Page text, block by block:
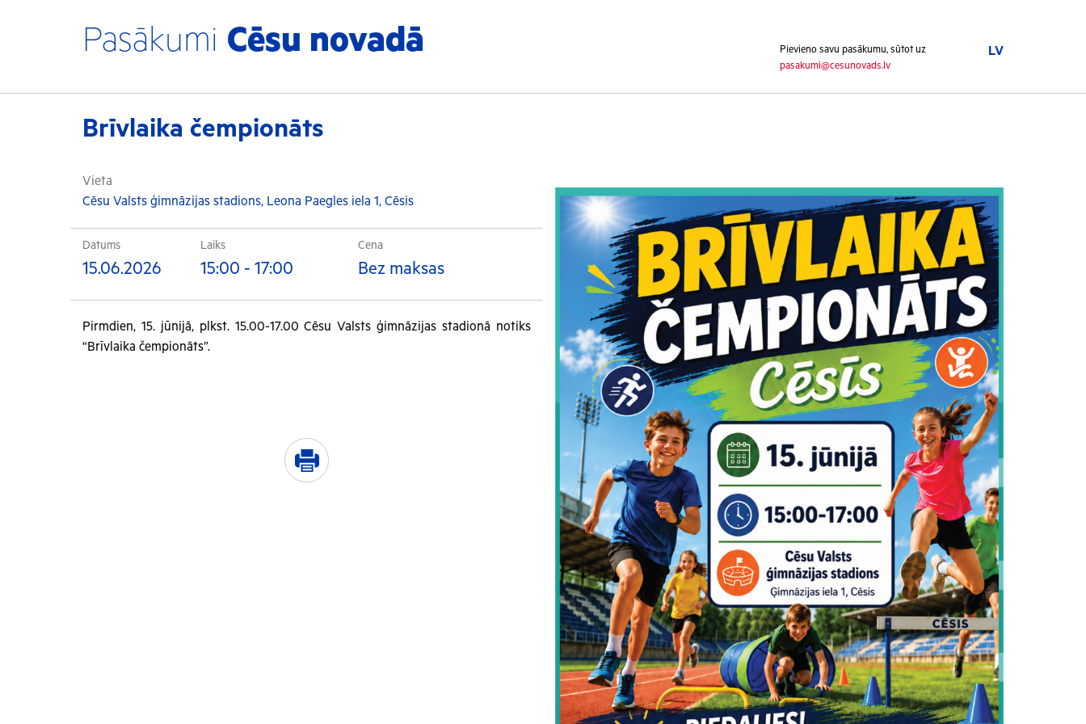
Pasākumi Cēsu novadā LV
Pievieno savu pasākumu, sūtot uz
pasakumi@cesunovads.lv
Brīvlaika čempionāts
Vieta
Cēsu Valsts ģimnāzijas stadions, Leona Paegles iela 1, Cēsis
Datums
15.06.2026
Laiks
15:00 - 17:00
Cena
Bez maksas
Pirmdien, 15. jūnijā, plkst. 15.00-17.00 Cēsu Valsts ģimnāzijas stadionā notiks
“Brīvlaika čempionāts”.